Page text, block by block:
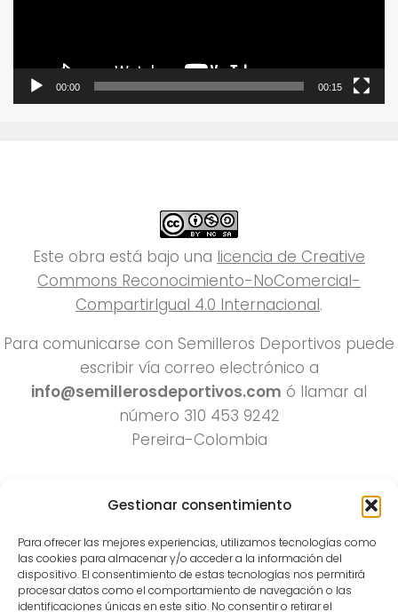
Gestionar consentimiento
Para ofrecer las mejores experiencias, utilizamos tecnologías como
las cookies para almacenar y/o acceder a la información del
dispositivo. El consentimiento de estas tecnologías nos permitirá
procesar datos como el comportamiento de navegación o las
identificaciones únicas en este sitio. No consentir o retirar el
00:00 00:15
Este obra está bajo una licencia de Creative
Commons Reconocimiento-NoComercial-
CompartirIgual 4.0 Internacional.
Para comunicarse con Semilleros Deportivos puede
escribir vía correo electrónico a
info@semillerosdeportivos.com ó llamar al
número 310 453 9242
Pereira-Colombia
Todos los derechos reservados 2022.